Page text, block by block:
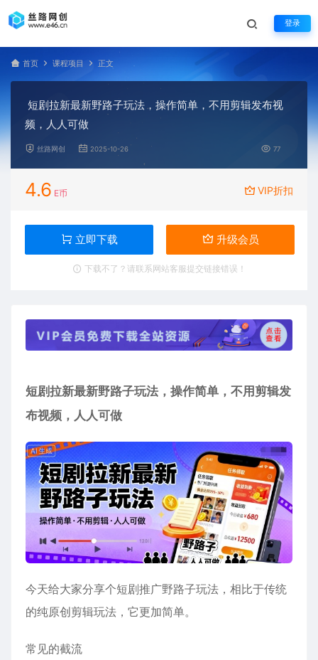
登录
首页 课程项目 正文
短剧拉新最新野路子玩法，操作简单，不用剪辑发布视
频，人人可做
丝路网创 2025-10-26 77
4.6 E币 VIP折扣
立即下载 升级会员
下载不了？请联系网站客服提交链接错误！
短剧拉新最新野路子玩法，操作简单，不用剪辑发
布视频，人人可做
今天给大家分享个短剧推广野路子玩法，相比于传统
的纯原创剪辑玩法，它更加简单。
常见的截流